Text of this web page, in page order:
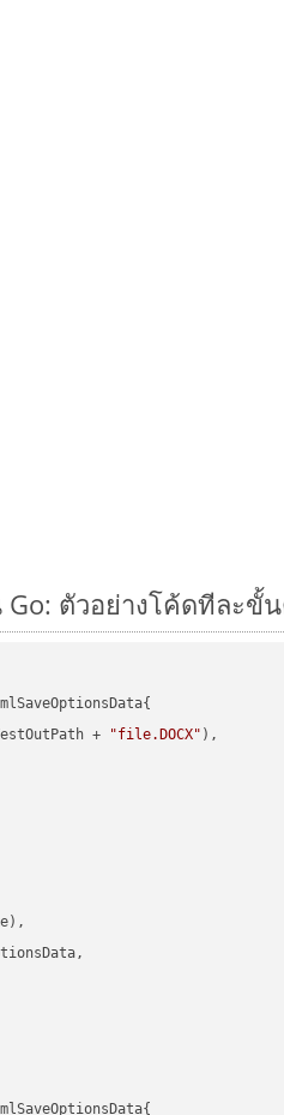
Go: ตัวอย่างโค้ดทีละขั้
+
"file.DOCX" ),